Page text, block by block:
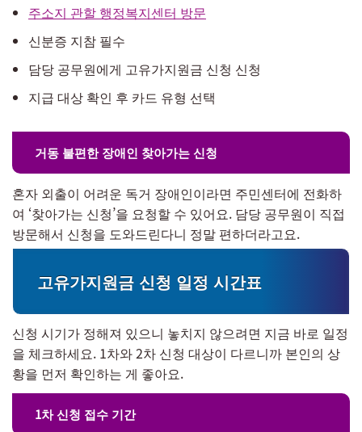
주소지 관할 행정복지센터 방문
신분증 지참 필수
담당 공무원에게 고유가지원금 신청 신청
지급 대상 확인 후 카드 유형 선택
거동 불편한 장애인 찾아가는 신청
혼자 외출이 어려운 독거 장애인이라면 주민센터에 전화하
여 ‘찾아가는 신청’을 요청할 수 있어요. 담당 공무원이 직접
방문해서 신청을 도와드린다니 정말 편하더라고요.
고유가지원금 신청 일정 시간표
신청 시기가 정해져 있으니 놓치지 않으려면 지금 바로 일정
을 체크하세요. 1차와 2차 신청 대상이 다르니까 본인의 상
황을 먼저 확인하는 게 좋아요.
1차 신청 접수 기간